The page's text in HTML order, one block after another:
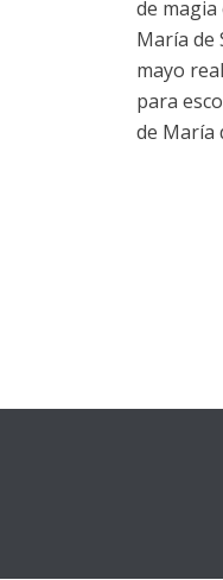
de magia
María de
mayo
para
de María